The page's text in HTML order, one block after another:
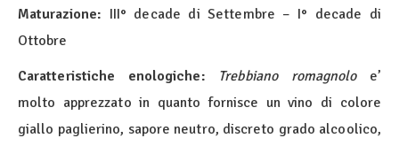
Maturazione: III° decade di Settembre – I° decade di
Ottobre
Caratteristiche enologiche:
Trebbiano romagnoloe’
molto apprezzato in quanto fornisce un vino di colore
giallo paglierino, sapore neutro, discreto grado alcoolico,